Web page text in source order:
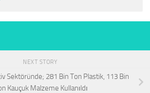
NEXT STORY
Sektöründe; 281 Bin Ton Plastik, 113 Bin
Kauçuk Malzeme Kullanıldı